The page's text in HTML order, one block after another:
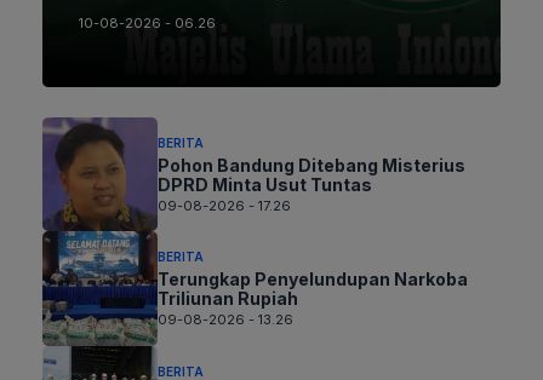
10-08-2026 - 06.26
BERITA
Pohon Bandung Ditebang Misterius
DPRD Minta Usut Tuntas
09-08-2026 - 17.26
BERITA
Terungkap Penyelundupan Narkoba
Triliunan Rupiah
09-08-2026 - 13.26
BERITA